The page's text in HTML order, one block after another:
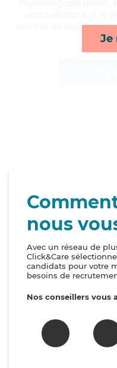
Je
services de mobilité,
nous
Avec un réseau de
Click&Care
candidats pour votre
besoins de
Nos conseillers vous